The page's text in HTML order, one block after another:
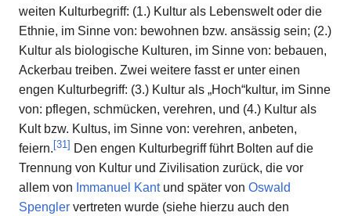
weiten Kulturbegriff: (1.) Kultur als Lebenswelt oder die
Ethnie, im Sinne von: bewohnen bzw. ansässig sein; (2.)
Kultur als biologische Kulturen, im Sinne von: bebauen,
Ackerbau treiben. Zwei weitere fasst er unter einen
engen Kulturbegriff: (3.) Kultur als „Hoch“kultur, im Sinne
von: pflegen, schmücken, verehren, und (4.) Kultur als
Kult bzw. Kultus, im Sinne von: verehren, anbeten,
feiern. [31 ] Den engen Kulturbegriff führt Bolten auf die
Trennung von Kultur und Zivilisation zurück, die vor
allem von Immanuel Kantund später von Oswald
Spengler vertreten wurde (siehe hierzu auch den